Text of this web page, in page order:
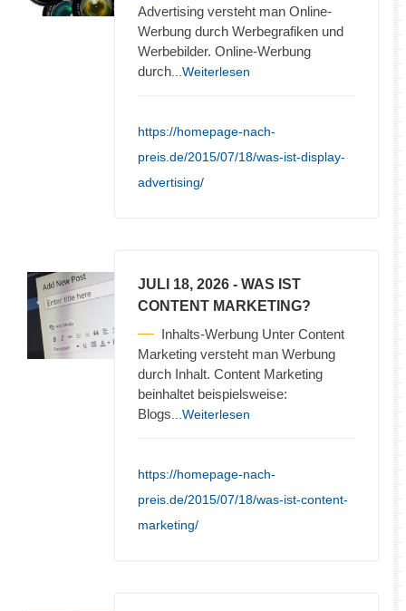
Advertising versteht man Online-
Werbung durch Werbegrafiken und
Werbebilder. Online-Werbung
durch ...Weiterlesen
https://homepage-nach-
preis.de/2015/07/18/was-ist-display-
advertising/
JULI 18, 2026 - WAS IST
CONTENT MARKETING?
Inhalts-Werbung Unter Content
Marketing versteht man Werbung
durch Inhalt. Content Marketing
beinhaltet beispielsweise:
Blogs ...Weiterlesen
https://homepage-nach-
preis.de/2015/07/18/was-ist-content-
marketing/